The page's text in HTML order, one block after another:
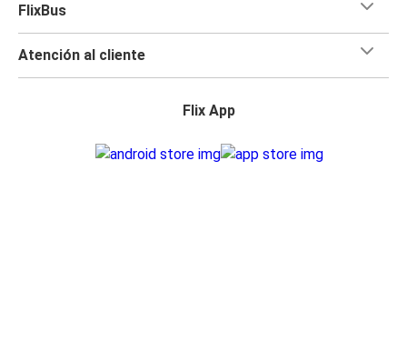
FlixBus
Atención al cliente
Flix App